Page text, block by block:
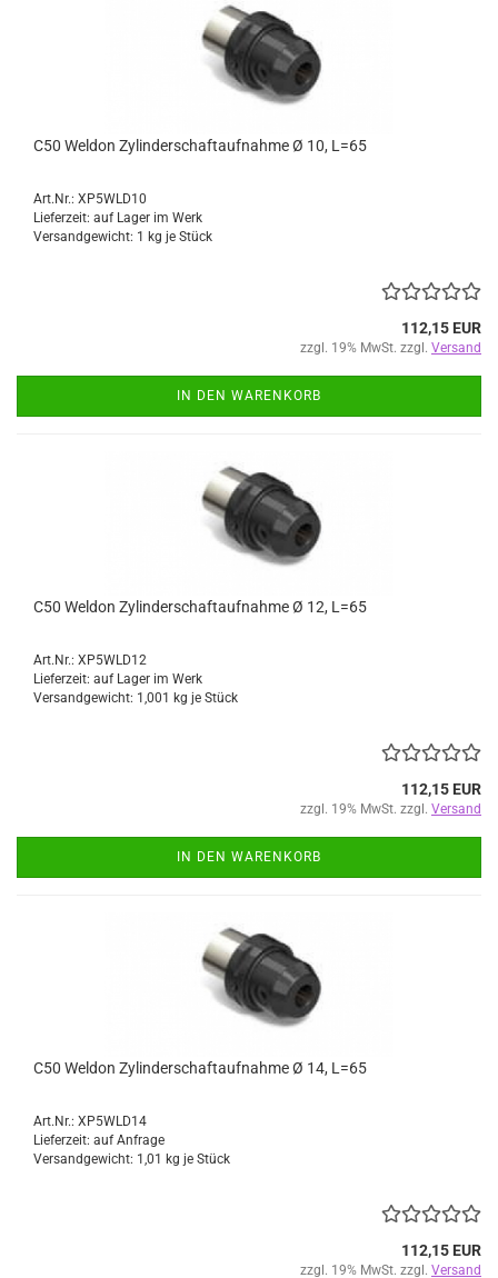
C50 Weldon Zylinderschaftaufnahme Ø 10, L=65
Art.Nr.: XP5WLD10
Lieferzeit: auf Lager im Werk
Versandgewicht: 1 kg je Stück
112,15 EUR
zzgl. 19% MwSt. zzgl. Versand
IN DEN WARENKORB
C50 Weldon Zylinderschaftaufnahme Ø 12, L=65
Art.Nr.: XP5WLD12
Lieferzeit: auf Lager im Werk
Versandgewicht: 1,001 kg je Stück
112,15 EUR
zzgl. 19% MwSt. zzgl. Versand
IN DEN WARENKORB
C50 Weldon Zylinderschaftaufnahme Ø 14, L=65
Art.Nr.: XP5WLD14
Lieferzeit: auf Anfrage
Versandgewicht: 1,01 kg je Stück
112,15 EUR
zzgl. 19% MwSt. zzgl. Versand